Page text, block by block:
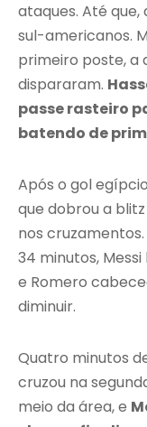
ataques. Até que,
sul-americanos.
primeiro poste, a
dispararam.
passe rasteiro
batendo de
Após o gol
que dobrou a
nos
34 minutos,
e Romero
diminuir.
Quatro minutos
cruzou na
meio da área, e